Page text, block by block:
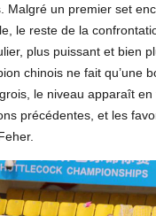
Malgré un premier set
le reste de la
plus puissant et bien
chinois ne fait qu’une
le niveau apparaît
précédentes, et les